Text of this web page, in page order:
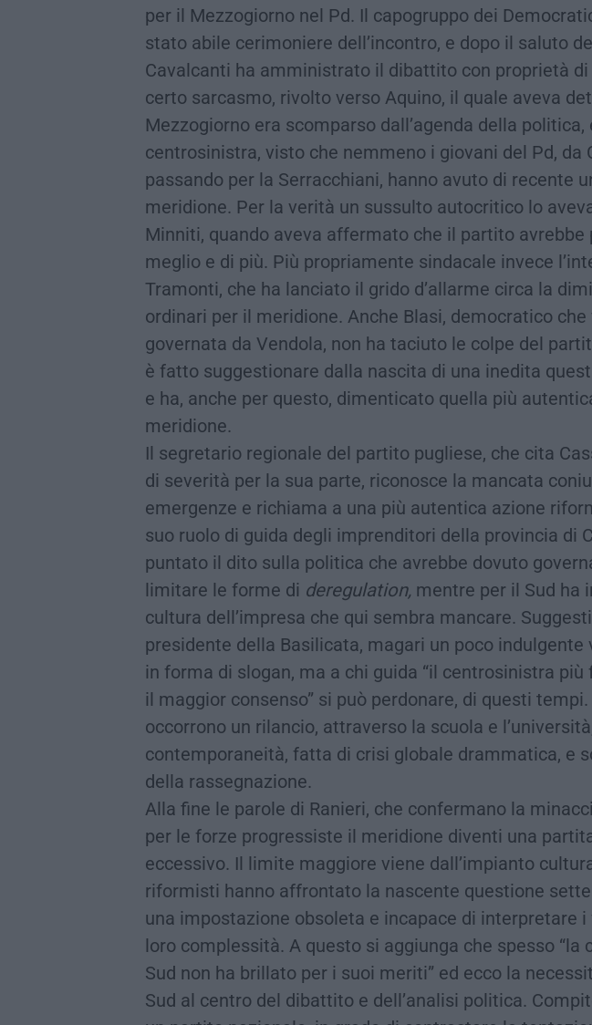
per il Mezzogiorno nel Pd. Il capogruppo dei
stato abile cerimoniere dell’incontro, e dopo il saluto
Cavalcanti ha amministrato il dibattito con proprietà
certo sarcasmo, rivolto verso Aquino, il quale aveva
Mezzogiorno era scomparso dall’agenda della politica,
centrosinistra, visto che nemmeno i giovani del Pd, da
passando per la Serracchiani, hanno avuto di recente
meridione. Per la verità un sussulto autocritico lo
Minniti, quando aveva affermato che il partito avrebbe
meglio e di più. Più propriamente sindacale invece
Tramonti, che ha lanciato il grido d’allarme circa la
ordinari per il meridione. Anche Blasi, democratico
governata da Vendola, non ha taciuto le colpe del
è fatto suggestionare dalla nascita di una inedita
e ha, anche per questo, dimenticato quella più
meridione.
Il segretario regionale del partito pugliese, che cita
di severità per la sua parte, riconosce la mancata
emergenze e richiama a una più autentica azione
suo ruolo di guida degli imprenditori della provincia di
puntato il dito sulla politica che avrebbe dovuto
limitare le forme di deregulation, mentre per il Sud ha
cultura dell’impresa che qui sembra mancare.
presidente della Basilicata, magari un poco indulgente
in forma di slogan, ma a chi guida “il centrosinistra più
il maggior consenso” si può perdonare, di questi
occorrono un rilancio, attraverso la scuola e
contemporaneità, fatta di crisi globale drammatica, e
della rassegnazione.
Alla fine le parole di Ranieri, che confermano la
per le forze progressiste il meridione diventi una
eccessivo. Il limite maggiore viene dall’impianto
riformisti hanno affrontato la nascente questione
una impostazione obsoleta e incapace di interpretare
loro complessità. A questo si aggiunga che spesso “la
Sud non ha brillato per i suoi meriti” ed ecco la
Sud al centro del dibattito e dell’analisi politica.